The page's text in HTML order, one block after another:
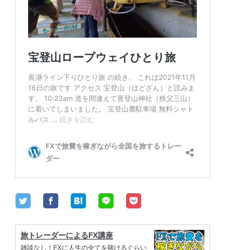
旅トレーダーによるFX講座
雑談なし！FXに人生の全てを賭けるぐらい